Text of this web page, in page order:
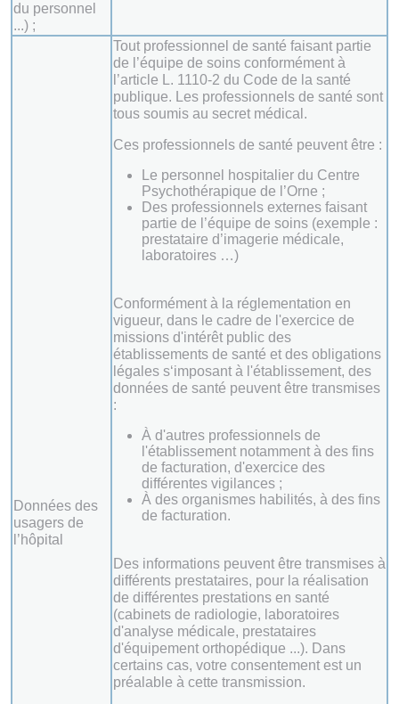
du personnel
...) ;
Données des
usagers de
l’hôpital
Tout professionnel de santé faisant partie
de l’équipe de soins conformément à
l’article L. 1110-2 du Code de la santé
publique. Les professionnels de santé sont
tous soumis au secret médical.
Ces professionnels de santé peuvent être :
Le personnel hospitalier du Centre
Psychothérapique de l’Orne ;
Des professionnels externes faisant
partie de l’équipe de soins (exemple :
prestataire d’imagerie médicale,
laboratoires …)
Conformément à la réglementation en
vigueur, dans le cadre de l'exercice de
missions d'intérêt public des
établissements de santé et des obligations
légales s‘imposant à l'établissement, des
données de santé peuvent être transmises
:
À d'autres professionnels de
l'établissement notamment à des fins
de facturation, d'exercice des
différentes vigilances ;
À des organismes habilités, à des fins
de facturation.
Des informations peuvent être transmises à
différents prestataires, pour la réalisation
de différentes prestations en santé
(cabinets de radiologie, laboratoires
d'analyse médicale, prestataires
d'équipement orthopédique ...). Dans
certains cas, votre consentement est un
préalable à cette transmission.